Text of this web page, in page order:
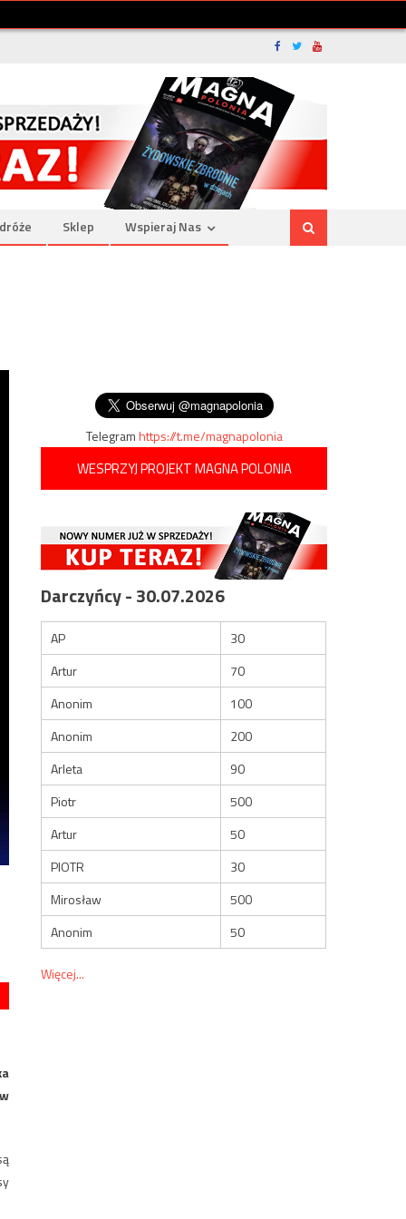
Sklep Wspieraj Nas
Telegramhttps://t.me/magnapolonia
WESPRZYJ PROJEKT MAGNA POLONIA
Darczyńcy - 30.07.2026
AP
30
Artur
70
Anonim
100
Anonim
200
Arleta
90
Piotr
500
Artur
50
PIOTR
30
Mirosław
500
Anonim
50
Więcej...